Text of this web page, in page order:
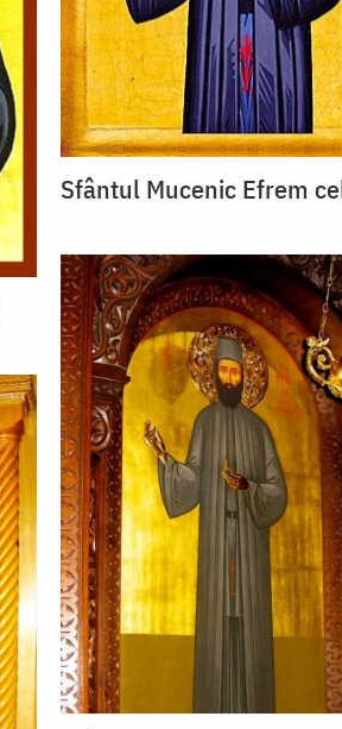
Sfântul Mucenic Efrem